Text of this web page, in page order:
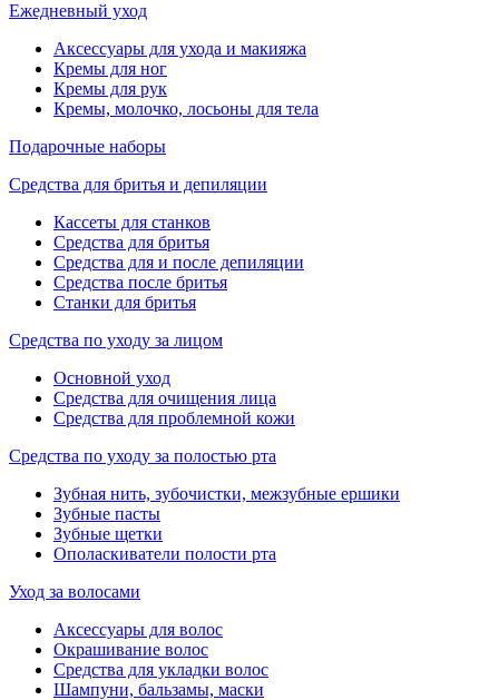
Ежедневный уход
Аксессуары для ухода и макияжа
Кремы для ног
Кремы для рук
Кремы, молочко, лосьоны для тела
Подарочные наборы
Средства для бритья и депиляции
Кассеты для станков
Средства для бритья
Средства для и после депиляции
Средства после бритья
Станки для бритья
Средства по уходу за лицом
Основной уход
Средства для очищения лица
Средства для проблемной кожи
Средства по уходу за полостью рта
Зубная нить, зубочистки, межзубные ершики
Зубные пасты
Зубные щетки
Ополаскиватели полости рта
Уход за волосами
Аксессуары для волос
Окрашивание волос
Средства для укладки волос
Шампуни, бальзамы, маски